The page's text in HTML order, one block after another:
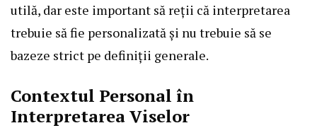
utilă, dar este important să reții că interpretarea
trebuie să fie personalizată și nu trebuie să se
bazeze strict pe definiții generale.
Contextul Personal în
Interpretarea Viselor